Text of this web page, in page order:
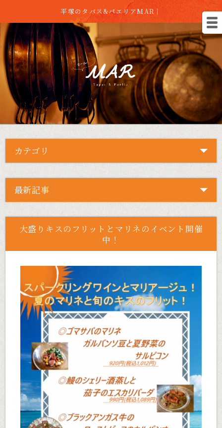
平塚のタパス&パエリアMAR｜
カテゴリ
最新記事
大盛りキスのフリットとマリネのイベント開催
中！